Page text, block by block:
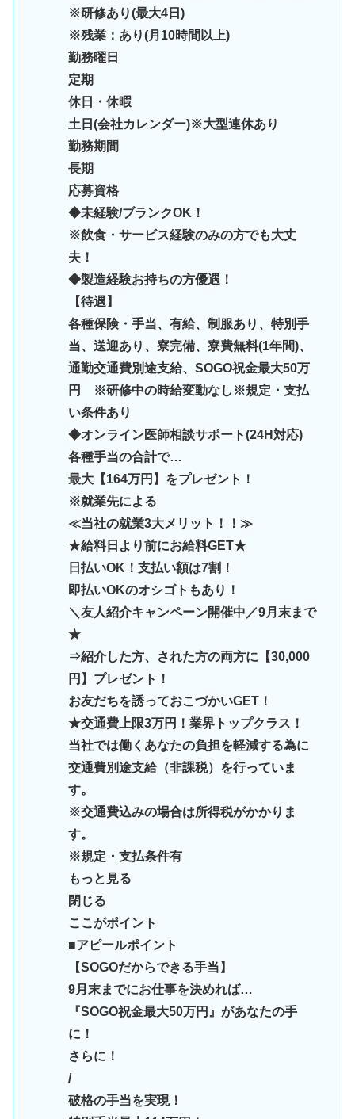
※研修あり(最大4日)
※残業：あり(月10時間以上)
勤務曜日
定期
休日・休暇
土日(会社カレンダー)※大型連休あり
勤務期間
長期
応募資格
◆未経験/ブランクOK！
※飲食・サービス経験のみの方でも大丈
夫！
◆製造経験お持ちの方優遇！
【待遇】
各種保険・手当、有給、制服あり、特別手
当、送迎あり、寮完備、寮費無料(1年間)、
通勤交通費別途支給、SOGO祝金最大50万
円 ※研修中の時給変動なし※規定・支払
い条件あり
◆オンライン医師相談サポート(24H対応)
各種手当の合計で…
最大【164万円】をプレゼント！
※就業先による
≪当社の就業3大メリット！！≫
★給料日より前にお給料GET★
日払いOK！支払い額は7割！
即払いOKのオシゴトもあり！
＼友人紹介キャンペーン開催中／9月末まで
★
⇒紹介した方、された方の両方に【30,000
円】プレゼント！
お友だちを誘っておこづかいGET！
★交通費上限3万円！業界トップクラス！
当社では働くあなたの負担を軽減する為に
交通費別途支給（非課税）を行っていま
す。
※交通費込みの場合は所得税がかかりま
す。
※規定・支払条件有
もっと見る
閉じる
ここがポイント
■アピールポイント
【SOGOだからできる手当】
9月末までにお仕事を決めれば…
『SOGO祝金最大50万円』があなたの手
に！
さらに！
/
破格の手当を実現！